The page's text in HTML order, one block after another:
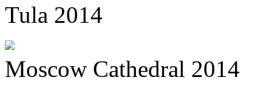
Tula 2014
Moscow Cathedral 2014